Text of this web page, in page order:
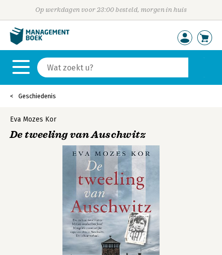
Op werkdagen voor 23:00 besteld, morgen in huis
Geschiedenis
Eva Mozes Kor
De tweeling van Auschwitz